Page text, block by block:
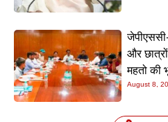
और
महतो की
जारी
August 8,